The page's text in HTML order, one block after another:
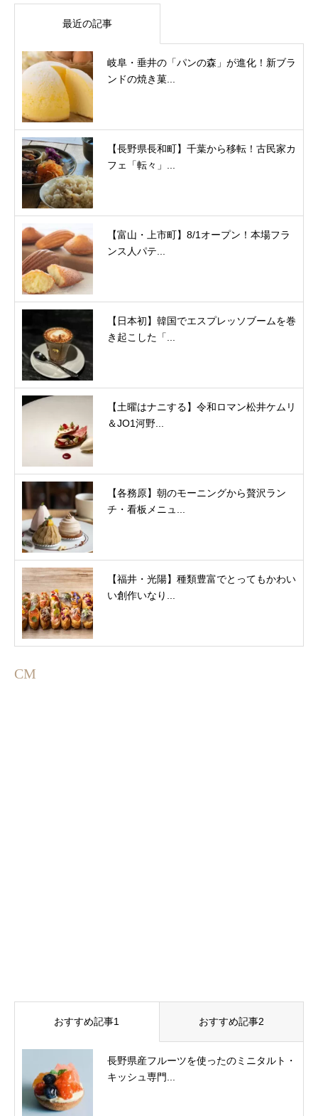
最近の記事
岐阜・垂井の「パンの森」が進化！新ブラ
ンドの焼き菓...
【長野県長和町】千葉から移転！古民家カ
フェ「転々」...
【富山・上市町】8/1オープン！本場フラ
ンス人パテ...
【日本初】韓国でエスプレッソブームを巻
き起こした「...
【土曜はナニする】令和ロマン松井ケムリ
＆JO1河野...
【各務原】朝のモーニングから贅沢ラン
チ・看板メニュ...
【福井・光陽】種類豊富でとってもかわい
い創作いなり...
CM
おすすめ記事1 おすすめ記事2
長野県産フルーツを使ったのミニタルト・
キッシュ専門...